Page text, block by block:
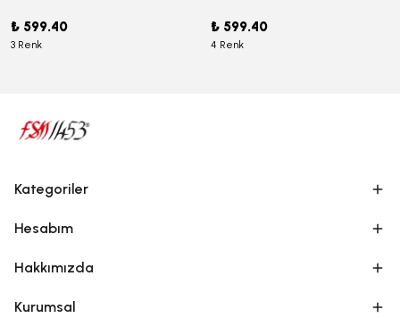
₺ 599.40
3 Renk
₺ 599.40
4 Renk
Kategoriler
Hesabım
Hakkımızda
Kurumsal